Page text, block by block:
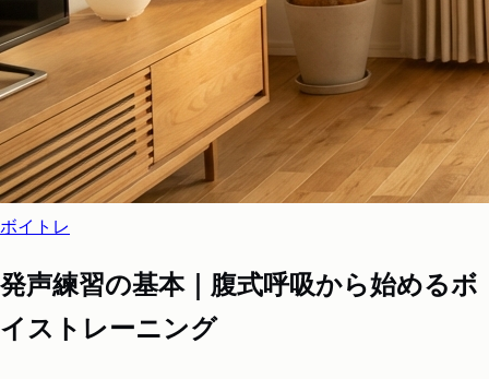
ボイトレ
発声練習の基本｜腹式呼吸から始めるボ
イストレーニング